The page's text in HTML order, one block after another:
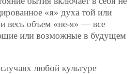
«я» духа той или
весь объем «не-я» — все
или возможные в будущем
любой культуре